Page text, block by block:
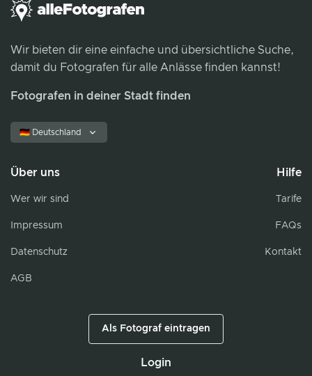
Wir bieten dir eine einfache und übersichtliche Suche,
damit du Fotografen für alle Anlässe finden kannst!
Fotografen in deiner Stadt finden
🇩🇪 Deutschland
Über uns
Wer wir sind
Impressum
Datenschutz
AGB
Hilfe
Tarife
FAQs
Kontakt
Als Fotograf eintragen
Login